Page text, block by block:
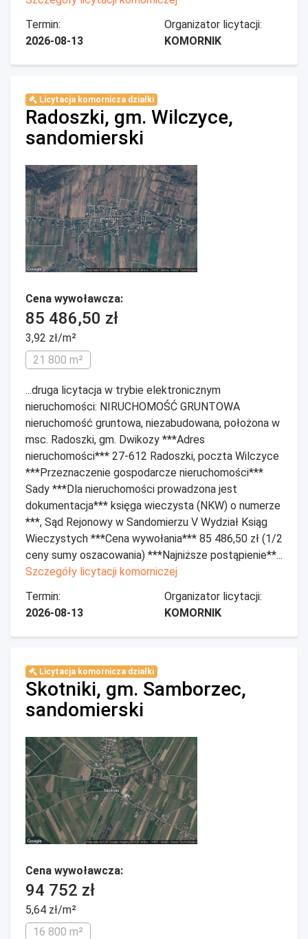
Termin:
2026-08-13
Organizator licytacji:
KOMORNIK
Licytacja komornicza działki
Radoszki, gm. Wilczyce,
sandomierski
Cena wywoławcza:
85 486,50 zł
3,92 zł/m²
21 800 m²
...druga licytacja w trybie elektronicznym
nieruchomości: NIRUCHOMOŚĆ GRUNTOWA
nieruchomość gruntowa, niezabudowana, położona w
msc. Radoszki, gm. Dwikozy ***Adres
nieruchomości*** 27-612 Radoszki, poczta Wilczyce
***Przeznaczenie gospodarcze nieruchomości***
Sady ***Dla nieruchomości prowadzona jest
dokumentacja*** księga wieczysta (NKW) o numerze
***, Sąd Rejonowy w Sandomierzu V Wydział Ksiąg
Wieczystych ***Cena wywołania*** 85 486,50 zł (1/2
ceny sumy oszacowania) ***Najniższe postąpienie**...
Szczegóły licytacji komorniczej
Termin:
2026-08-13
Organizator licytacji:
KOMORNIK
Licytacja komornicza działki
Skotniki, gm. Samborzec,
sandomierski
Cena wywoławcza:
94 752 zł
5,64 zł/m²
16 800 m²